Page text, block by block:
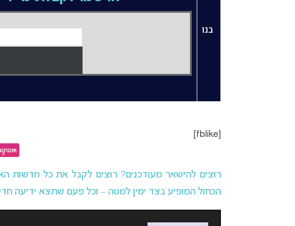
בנו
רוצים להישאר מעודכנים? רוצים לקבל את כל חדשות
הכחול המופיע בצד ימין למטה – וכל פעם שתצא ידיעה